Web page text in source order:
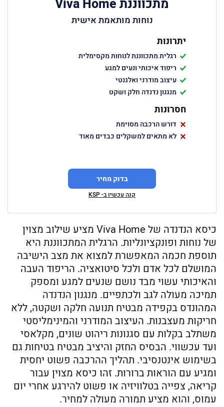
מתכווננת Viva Home
נוחות מותאמת אישית
יתרונות
רגלית מתכווננת לנוחות מקסימלית
ריפוד איכותי ונעים למגע
עיצוב מודרני ואלגנטי
מנגנון נדנדה חלק ושקט
חסרונות
דורש הרכבה מסוימת
לא מתאים למשקלים כבדים מאוד
בדוק מחיר
קנה עכשיו ב- KSP
כיסא הנדנדה של Viva Home מציע שילוב מצוין
של נוחות ופונקציונליות. הרגלית המתכווננת היא
תוספת חכמה המאפשרת למצוא את מצב הישיבה
המושלם לכל אדם ולכל סיטואציה. הריפוד העבה
והאיכותי עשוי מבד נושם שנעים למגע ומספק
תמיכה מעולה לגב ולכתפיים. מנגנון הנדנדה
המהונדס בקפידה מבטיח תנועה חלקה ושקטה, ללא
חריקות מעצבנות. העיצוב המודרני והמינימליסטי
משתלב בקלות עם סגנונות ריהוט שונים, מקלאסי
ועד עכשווי. הבסיס החזק והיציב מבטיח בטיחות גם
בשימוש אינטנסיבי. תהליך ההרכבה פשוט יחסית
ומגיע עם הוראות ברורות. זהו כיסא מצוין עבור
קריאה, צפייה בטלוויזיה או פשוט להירגע אחרי יום
עמוס, והוא מציע תמורה מעולה למחיר.